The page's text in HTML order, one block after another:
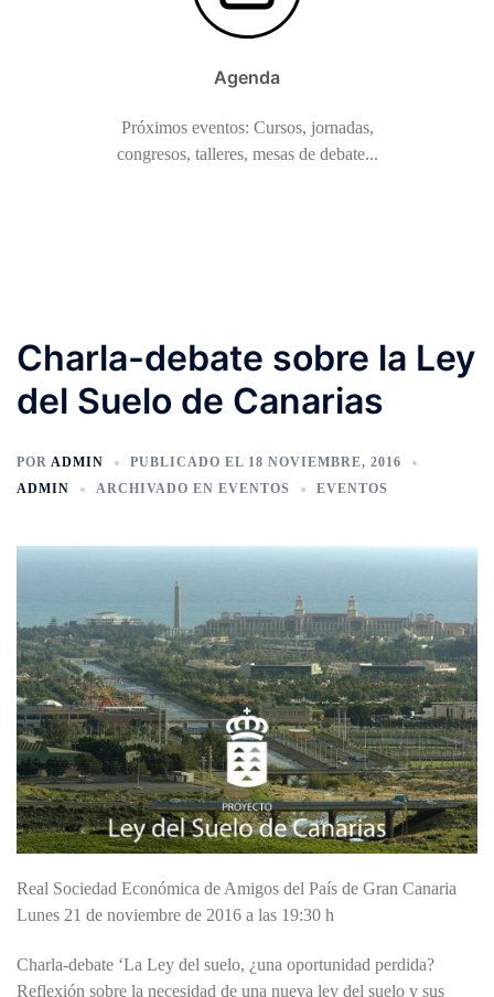
Agenda
Próximos eventos: Cursos, jornadas,
congresos, talleres, mesas de debate...
Charla-debate sobre la Ley
del Suelo de Canarias
POR ADMIN PUBLICADO EL 18 NOVIEMBRE, 2016
ADMIN
ARCHIVADO EN EVENTOS EVENTOS
Real Sociedad Económica de Amigos del País de Gran Canaria
Lunes 21 de noviembre de 2016 a las 19:30 h
Charla-debate ‘La Ley del suelo, ¿una oportunidad perdida?
Reflexión sobre la necesidad de una nueva ley del suelo y sus